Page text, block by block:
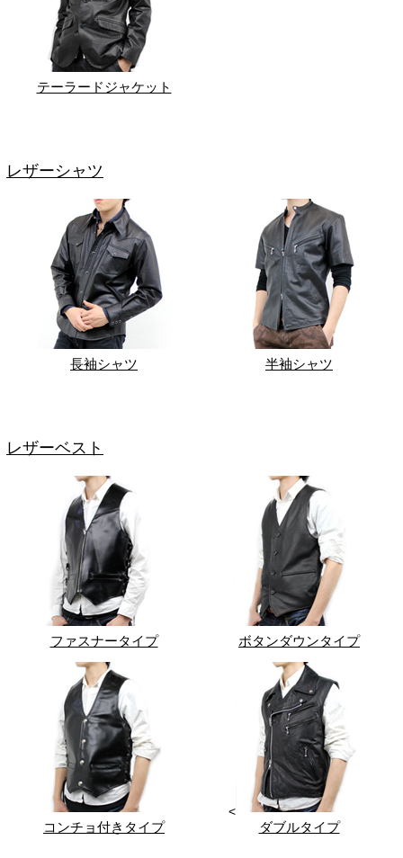
テーラードジャケット
レザーシャツ
長袖シャツ 半袖シャツ
レザーベスト
ファスナータイプ ボタンダウンタイプ
コンチョ付きタイプ
<
ダブルタイプ